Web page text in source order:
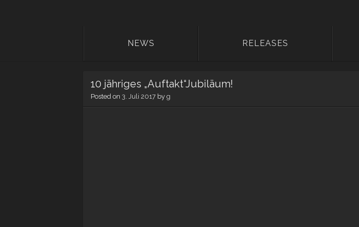
NEWS RELEASES
10 jähriges „Auftakt“Jubiläum!
Posted on 3. Juli 2017 by g